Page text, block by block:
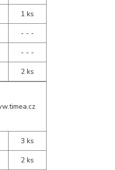
1 ks
- - -
- - -
2 ks
3 ks
2 ks